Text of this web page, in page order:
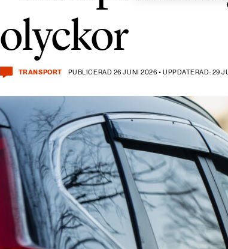
olyckor
TRANSPORT PUBLICERAD 26 JUNI 2026 • UPPDATERAD: 29